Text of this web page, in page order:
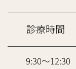
診療時間
9:30～12:30